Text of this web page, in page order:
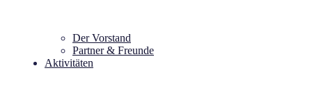
Der Vorstand
Partner & Freunde
Aktivitäten